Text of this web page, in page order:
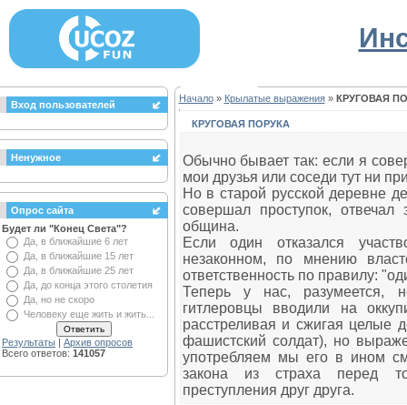
Вход пользователей
Ненужное
Опрос сайта
Будет ли "Конец Света"?
Да, в ближайшие 6 лет
Да, в ближайшие 15 лет
Да, в ближайшие 25 лет
Да, до конца этого столетия
Да, но не скоро
Человеку еще жить и жить...
Результаты | Архив опросов
Всего ответов: 141057
Начало» Крылатые выражения» КРУГОВАЯ
КРУГОВАЯ ПОРУКА
Обычно бывает так: если я
мои друзья или соседи тут ни
Но в старой русской деревне
совершал проступок,
община.
Если один отказался
незаконном, по мнению
ответственность по правилу:
Теперь у нас, разумеется,
гитлеровцы вводили на
расстреливая и сжигая целые
фашистский солдат), но
употребляем мы его в ином
закона из страха перед
преступления друг друга.